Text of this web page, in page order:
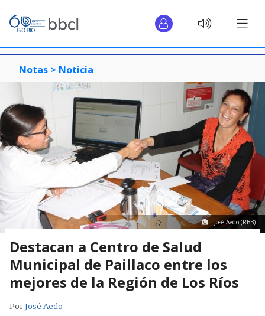
Notas > Noticia
José Aedo (RBB)
Destacan a Centro de Salud
Municipal de Paillaco entre los
mejores de la Región de Los Ríos
PorJosé Aedo